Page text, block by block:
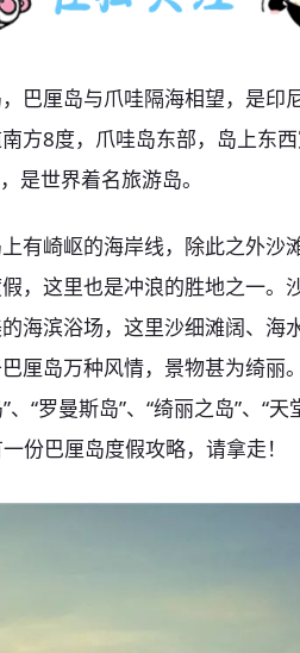
巴厘岛与爪哇隔海相望，是印
方8度，爪哇岛东部，岛上东
是世界着名旅游岛。
有崎岖的海岸线，除此之外沙
，这里也是冲浪的胜地之一。
海滨浴场，这里沙细滩阔、海
厘岛万种风情，景物甚为绮丽
“罗曼斯岛”、“绮丽之岛”、“天
份巴厘岛度假攻略，请拿走！